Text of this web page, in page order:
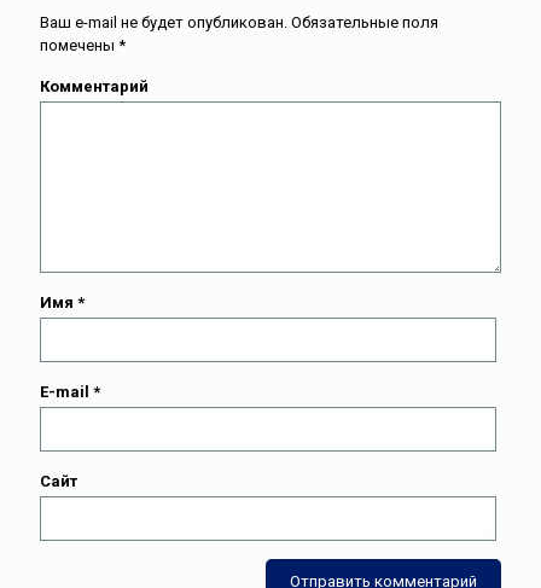
Ваш e-mail не будет опубликован. Обязательные поля
помечены *
Комментарий
Имя *
E-mail *
Сайт